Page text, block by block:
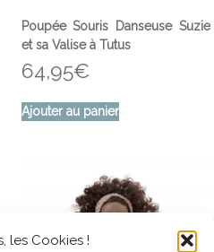
les Cookies !
Poupée Souris Danseuse Suzie
et sa Valise à Tutus
64,95€
Ajouter au panier